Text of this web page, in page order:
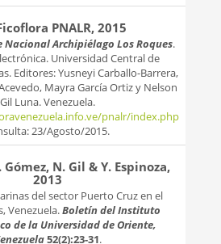
PNALR, 2015
Archipiélago Los Roques.
Universidad Central de
Editores: Yusneyi Carballo-Barrera,
Mayra García Ortiz y Nelson
Gil Luna. Venezuela.
pnalr/index.php
23/Agosto/2015.
Gómez, N. Gil & Y. Espinoza,
2013
del sector Puerto Cruz en el
Venezuela.Boletín del Instituto
de la Universidad de Oriente,
52(2):23-31.